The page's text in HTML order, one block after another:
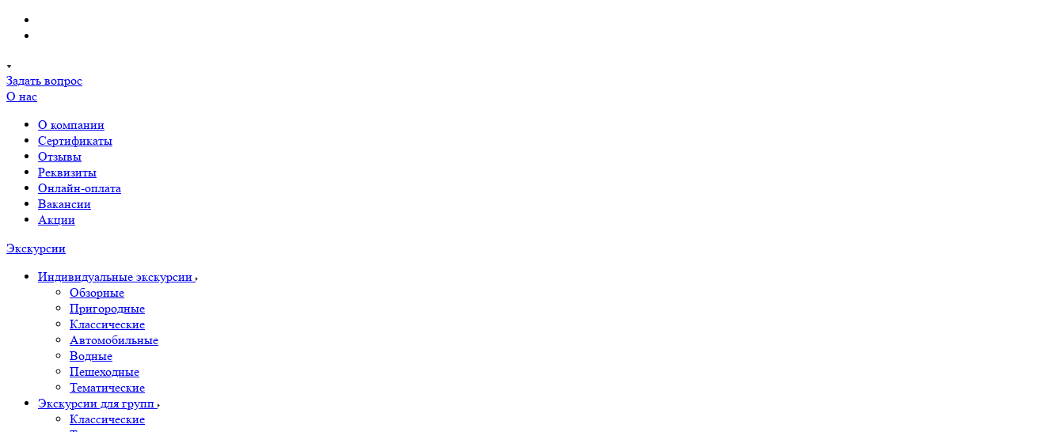
Задать вопрос
О нас
О компании
Сертификаты
Отзывы
Реквизиты
Онлайн-оплата
Вакансии
Акции
Экскурсии
Индивидуальные экскурсии
Обзорные
Пригородные
Классические
Автомобильные
Водные
Пешеходные
Тематические
Экскурсии для групп
Классические